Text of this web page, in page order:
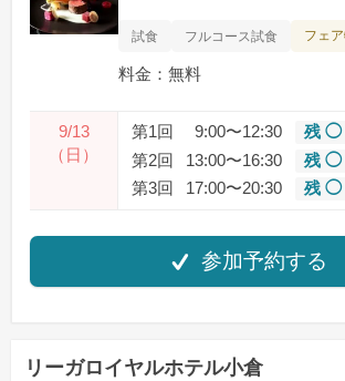
試食 フルコース試食 フェ
料金：無料
9/13
（日）
第1回 9:00〜12:30
残 ◯
第2回
13:00〜16:30
残 ◯
第3回
17:00〜20:30 残 ◯
参加予約する
リーガロイヤルホテル小倉